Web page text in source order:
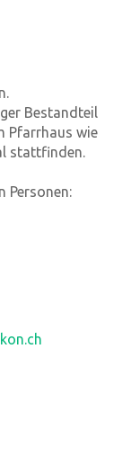
Bestandteil
Pfarrhaus wie
stattfinden.
Personen: